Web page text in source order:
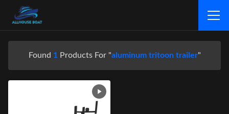
Found 1Products For "aluminum tritoon trailer"